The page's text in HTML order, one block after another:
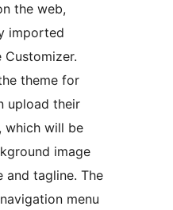
the web,
imported
Customizer.
theme for
upload their
which will be
image
and tagline. The
menu